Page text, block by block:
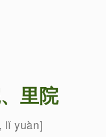
里院
lǐ yuàn